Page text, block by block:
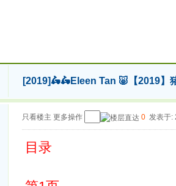
[2019]🛵🛵Eleen Tan 🐷【2019】
只看楼主 更多操作 0 发表于:
目录